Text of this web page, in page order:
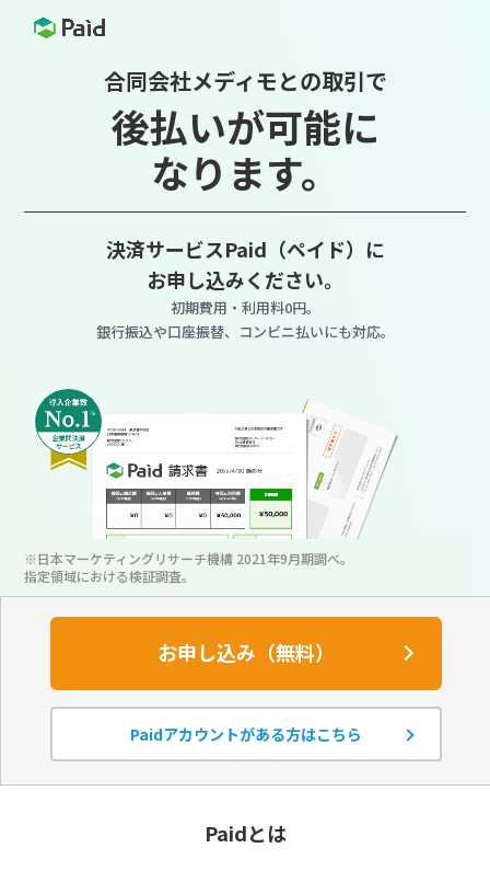
合同会社メディモとの取引で
後払いが可能に
なります。
決済サービスPaid（ペイド）に
お申し込みください。
初期費用・利用料0円。
銀行振込や口座振替、コンビニ払いにも対応。
※日本マーケティングリサーチ機構 2021年9月期調べ。
指定領域における検証調査。
お申し込み（無料）
Paidアカウントがある方はこちら
Paidとは